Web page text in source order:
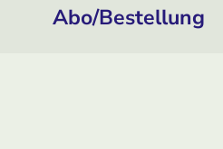
Abo/­Bestellung